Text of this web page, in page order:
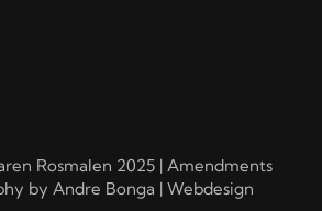
Rosmalen 2025 | Amendments
by Andre Bonga | Webdesign